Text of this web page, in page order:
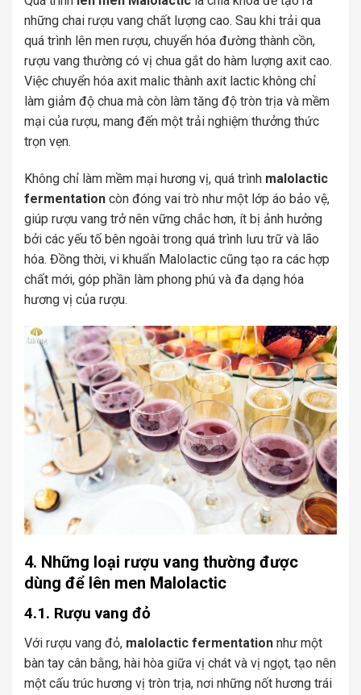
những chai rượu vang chất lượng cao. Sau khi trải qua
quá trình lên men rượu, chuyển hóa đường thành cồn,
rượu vang thường có vị chua gắt do hàm lượng axit cao.
Việc chuyển hóa axit malic thành axit lactic không chỉ
làm giảm độ chua mà còn làm tăng độ tròn trịa và mềm
mại của rượu, mang đến một trải nghiệm thưởng thức
trọn vẹn.
Không chỉ làm mềm mại hương vị, quá trình malolactic
fermentation còn đóng vai trò như một lớp áo bảo vệ,
giúp rượu vang trở nên vững chắc hơn, ít bị ảnh hưởng
bởi các yếu tố bên ngoài trong quá trình lưu trữ và lão
hóa. Đồng thời, vi khuẩn Malolactic cũng tạo ra các hợp
chất mới, góp phần làm phong phú và đa dạng hóa
hương vị của rượu.
4. Những loại rượu vang thường được
dùng để lên men Malolactic
4.1. Rượu vang đỏ
Với rượu vang đỏ, malolactic fermentation như một
bàn tay cân bằng, hài hòa giữa vị chát và vị ngọt, tạo nên
một cấu trúc hương vị tròn trịa, nơi những nốt hương trái